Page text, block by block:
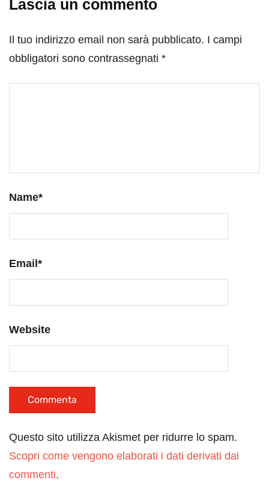
Lascia un commento
Il tuo indirizzo email non sarà pubblicato. I campi
obbligatori sono contrassegnati *
Name*
Email*
Website
Questo sito utilizza Akismet per ridurre lo spam.
Scopri come vengono elaborati i dati derivati dai
commenti.